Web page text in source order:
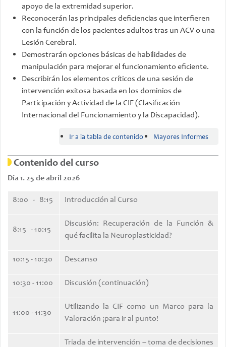
apoyo de la extremidad superior.
Reconocerán las principales deficiencias que interfieren
con la función de los pacientes adultos tras un ACV o una
Lesión Cerebral.
Demostrarán opciones básicas de habilidades de
manipulación para mejorar el funcionamiento eficiente.
Describirán los elementos críticos de una sesión de
intervención exitosa basada en los dominios de
Participación y Actividad de la CIF (Clasificación
Internacional del Funcionamiento y la Discapacidad).
Ir a la tabla de contenido Mayores Informes
Contenido del curso
Dia 1. 25 de abril 2026
8:00 - 8:15 Introducción al Curso
8:15 - 10:15
Discusión: Recuperación de la Función &
qué facilita la Neuroplasticidad?
10:15 - 10:30 Descanso
10:30 - 11:00 Discusión (continuación)
11:00 - 11:30
Utilizando la CIF como un Marco para la
Valoración ¡para ir al punto!
Triada de intervención – toma de decisiones